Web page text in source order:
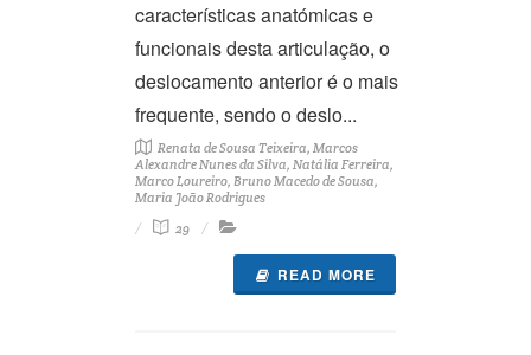
características anatómicas e
funcionais desta articulação, o
deslocamento anterior é o mais
frequente, sendo o deslo...
Renata de Sousa Teixeira, Marcos
Alexandre Nunes da Silva, Natália Ferreira,
Marco Loureiro, Bruno Macedo de Sousa,
Maria João Rodrigues
29
READ MORE